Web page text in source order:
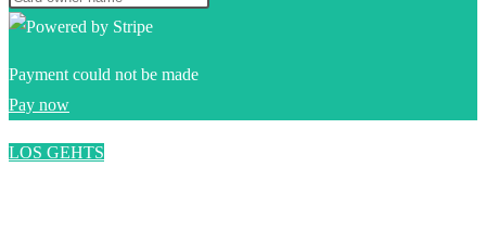
Payment could not be made
Pay now
LOS GEHTS